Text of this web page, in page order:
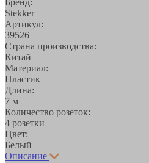
Stekker
Артикул:
39526
Страна производства:
Китай
Материал:
Пластик
Длина:
7 м
Количество розеток:
4 розетки
Цвет:
Белый
Описание